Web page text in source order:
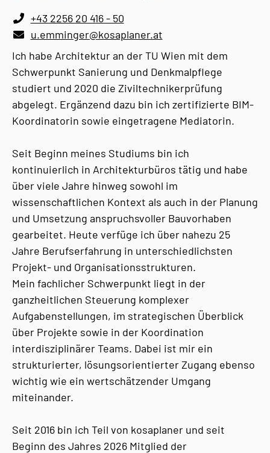
+43 2256 20 416 - 50
u.emminger@kosaplaner.at
Ich habe Architektur an der TU Wien mit dem
Schwerpunkt Sanierung und Denkmalpflege
studiert und 2020 die Ziviltechnikerprüfung
abgelegt. Ergänzend dazu bin ich zertifizierte BIM-
Koordinatorin sowie eingetragene Mediatorin.
Seit Beginn meines Studiums bin ich
kontinuierlich in Architekturbüros tätig und habe
über viele Jahre hinweg sowohl im
wissenschaftlichen Kontext als auch in der Planung
und Umsetzung anspruchsvoller Bauvorhaben
gearbeitet. Heute verfüge ich über nahezu 25
Jahre Berufserfahrung in unterschiedlichsten
Projekt- und Organisationsstrukturen.
Mein fachlicher Schwerpunkt liegt in der
ganzheitlichen Steuerung komplexer
Aufgabenstellungen, im strategischen Überblick
über Projekte sowie in der Koordination
interdisziplinärer Teams. Dabei ist mir ein
strukturierter, lösungsorientierter Zugang ebenso
wichtig wie ein wertschätzender Umgang
miteinander.
Seit 2016 bin ich Teil von kosaplaner und seit
Beginn des Jahres 2026 Mitglied der